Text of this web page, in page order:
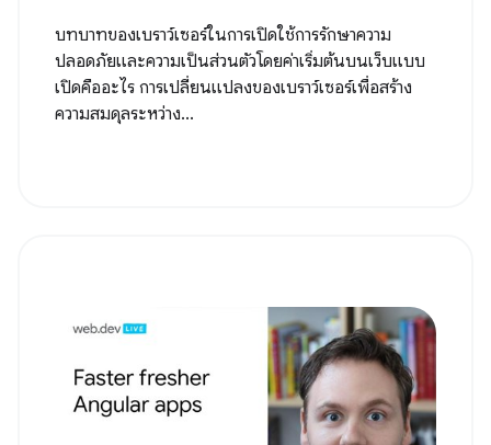
บทบาทของเบราว์เซอร์ในการเปิดใช้การรักษาความ
ปลอดภัยและความเป็นส่วนตัวโดยค่าเริ่มต้นบนเว็บแบบ
เปิดคืออะไร การเปลี่ยนแปลงของเบราว์เซอร์เพื่อสร้าง
ความสมดุลระหว่าง...